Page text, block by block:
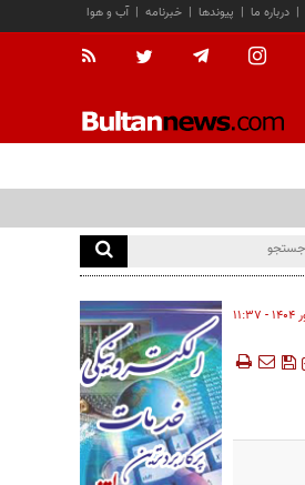
آب و هوا | خبرنامه | پیوندها | درباره ما |